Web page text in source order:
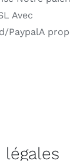
Avec
PaypalA
légales